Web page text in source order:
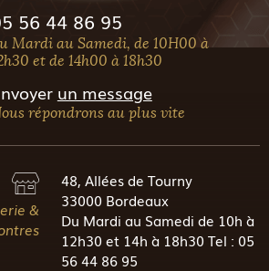
56 44 86 95
Mardi au Samedi, de 10H00 à
et de 14h00 à 18h30
un message
répondrons au plus vite
&
48, Allées de Tourny
33000 Bordeaux
Du Mardi au Samedi de 10h à
12h30 et 14h à 18h30 Tel : 05
56 44 86 95